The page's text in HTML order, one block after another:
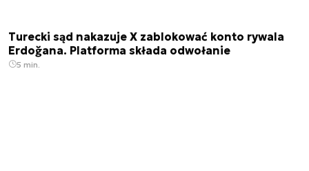
Turecki sąd nakazuje X zablokować konto rywala
Erdoğana. Platforma składa odwołanie
5 min.